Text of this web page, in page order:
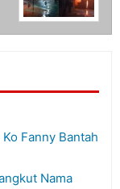
Fanny Bantah
Nama